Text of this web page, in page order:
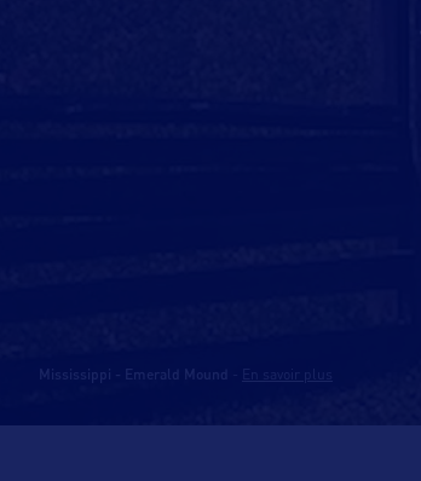
Mississippi - Emerald Mound